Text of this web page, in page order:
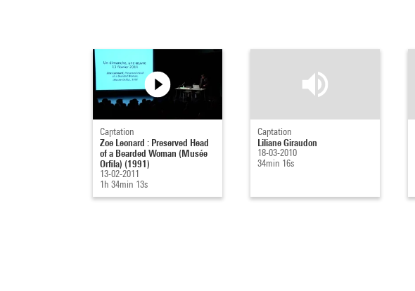
Captation
Zoe Leonard : Preserved Head
of a Bearded Woman (Musée
Orfila) (1991)
13-02-2011
1h 34min 13s
Captation
Liliane Giraudon
18-03-2010
34min 16s